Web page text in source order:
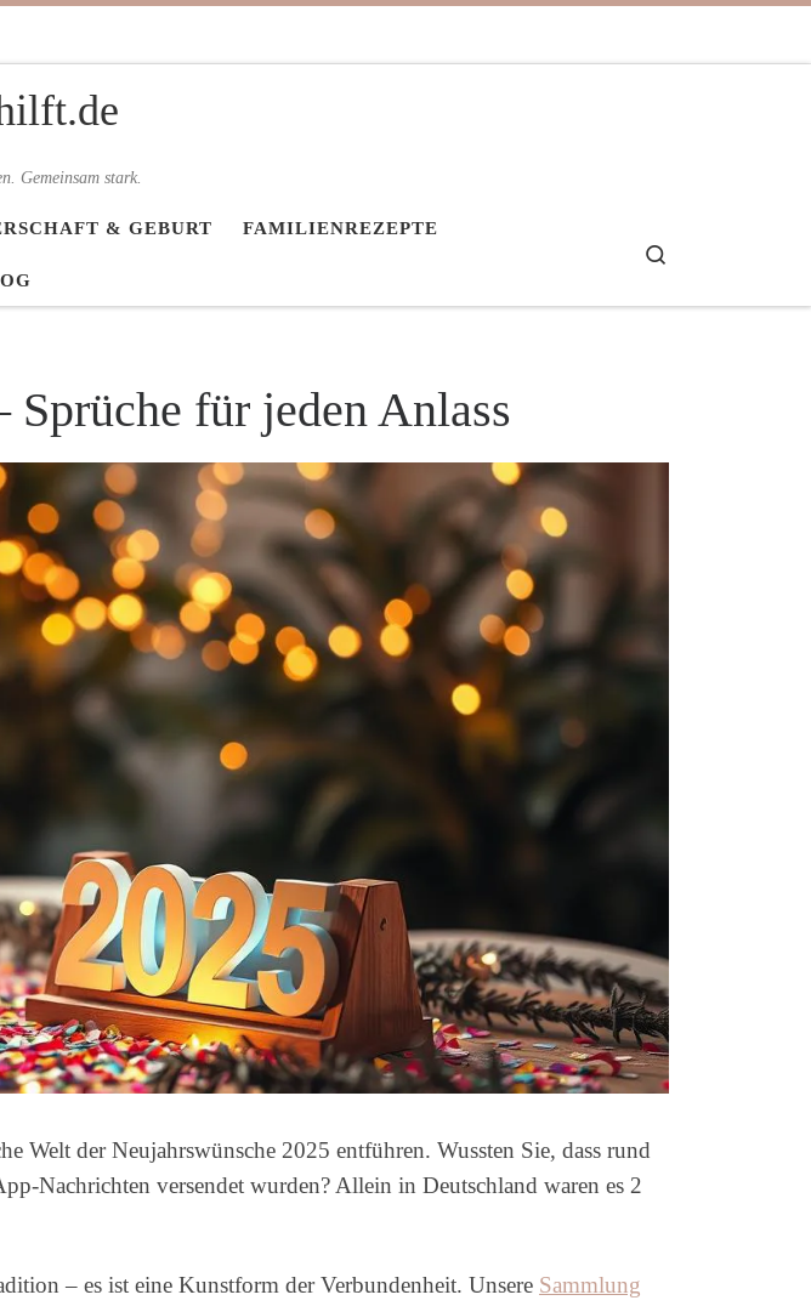
Gemeinsam stark.
& GEBURT FAMILIENREZEPTE
Sprüche für jeden Anlass
der Neujahrswünsche 2025 entführen. Wussten Sie, dass rund
Nachrichten versendet wurden? Allein in Deutschland waren es 2
– es ist eine Kunstform der Verbundenheit. Unsere Sammlung